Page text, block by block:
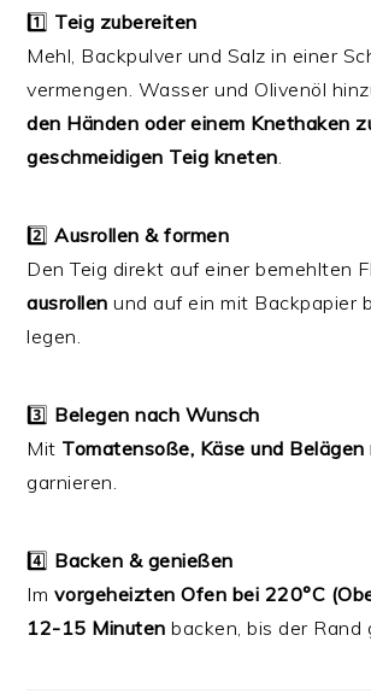
1️⃣ Teig zubereiten
Mehl, Backpulver und Salz in einer
vermengen. Wasser und Olivenöl
den Händen oder einem Knethaken
geschmeidigen Teig kneten
2️⃣Ausrollen & formen
Den Teig direkt auf einer bemehlten
ausrollen und auf ein mit Backpapier
legen.
3️⃣ Belegen nach Wunsch
Mit Tomatensoße, Käse und
garnieren.
4️⃣ Backen & genießen
Im vorgeheizten Ofen bei 220°C
12-15 Minuten backen, bis der Rand